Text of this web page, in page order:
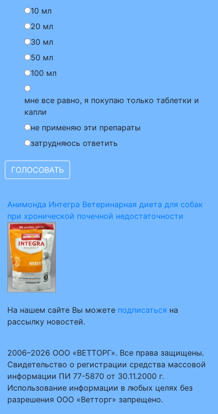
10 мл
20 мл
30 мл
50 мл
100 мл
мне все равно, я покупаю только таблетки и
капли
не применяю эти препараты
затрудняюсь ответить
Анимонда Интегра Ветеринарная диета для собак
при хронической почечной недостаточности
На нашем сайте Вы можете подписаться на
рассылку новостей.
2006–2026 ООО «ВЕТТОРГ». Все права защищены.
Свидетельство о регистрации средства массовой
информации ПИ 77-5870 от 30.11.2000 г.
Использование информации в любых целях без
разрешения ООО «Ветторг» запрещено.